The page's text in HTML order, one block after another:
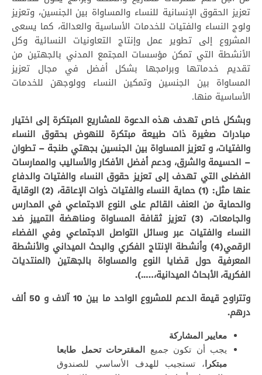
تعزيز الحقوق الإنسانية للنساء والمساواة بين الجنسين، وتعزيز
ولوج النساء والفتيات للخدمات الأساسية والعدالة، كما يسعى
المشروع إلى تطوير عمل وإنتاج التعاونيات النسائية وكل
الأنشطة التي تمكن مؤسسات المجتمع المدني بالجهتين من
تقديم خدماتها وبرامجها بشكل أفضل في مجال تعزيز
المساواة بين الجنسين وتمكين النساء وولوجهن للخدمات
الأساسية منها.
وبشكل خاص تهدف هذه الدعوة للمشاريع المبتكرة إلى اختيار
مبادرات صغيرة ذات طبيعة مبتكرة للنهوض بحقوق النساء
والفتيات، و تعزيز المساواة بين الجنسين بجهتي طنجة – تطوان
– الحسيمة والشرق، ودعم أفضل الأفكار والأساليب والممارسات
الفضلى التي تهدف إلى تعزيز حقوق النساء والفتيات والدفاع
عنها مثل: (1) حماية النساء والفتيات ذوات الإعاقة، (2) الوقاية
والحماية من العنف القائم على النوع الاجتماعي في المدارس
والجامعات، (3) تعزيز ثقافة المساواة ومناهضة التمييز ضد
النساء والفتيات عبر وسائل التواصل الاجتماعي وفي الفضاء
الرقمي(4) و
أنشطةالإنتاج الفكري والبحث الميداني والأنشطة
المعرفية حول قضايا النوع والمساواة بالجهتين (المنتديات
الفكرية، الأبحاث الميدانية،…..).
وتتراوح قيمة الدعم للمشروع الواحد ما بين 10 آلف و
ألف
درهم.
معايير المشاركة
يجب أن تكون جميع المقترحات تحمل طابعا
مبتكرا، تستجيب للهدف الأساسي للصندوق